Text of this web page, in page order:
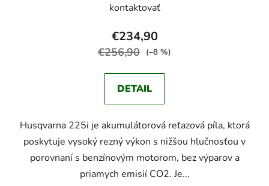
kontaktovať
€234,90
€256,90 (–8 %)
DETAIL
Husqvarna 225i je akumulátorová reťazová píla, ktorá
poskytuje vysoký rezný výkon s nižšou hlučnosťou v
porovnaní s benzínovým motorom, bez výparov a
priamych emisií CO2. Je...